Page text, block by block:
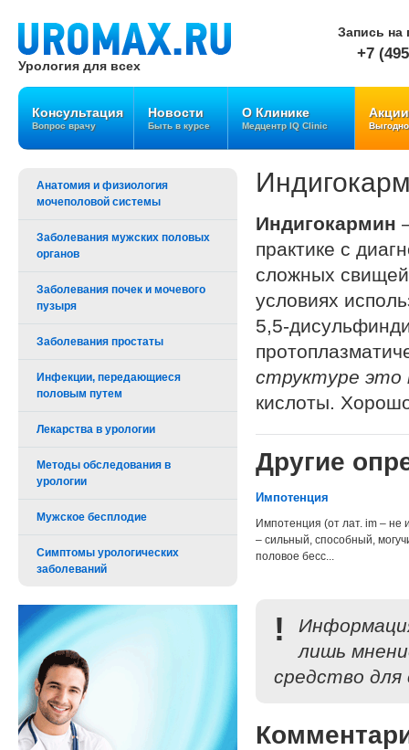
Урология для всех
Запись на
+7
Консультация
Вопрос врачу
Новости
Быть в курсе
О Клинике
Медцентр IQ Clinic
Акции
Анатомия и физиология
мочеполовой системы
Заболевания мужских половых
органов
Заболевания почек и мочевого
пузыря
Заболевания простаты
Инфекции, передающиеся
половым путем
Лекарства в урологии
Методы обследования в
урологии
Мужское бесплодие
Симптомы урологических
заболеваний
Индигокармин
практике с
сложных свищей
условиях
5,5-
структуре это
кислоты.
Другие
Импотенция
Импотенция (от лат. im – не
– сильный, способный,
половое бесс...
!
лишь
средство для